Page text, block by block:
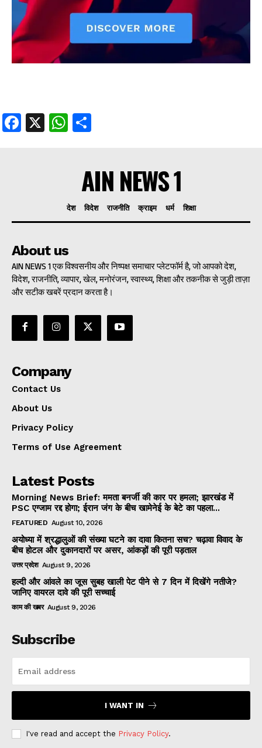
Facebook
X WhatsApp
AIN NEWS 1
देश विदेश राजनीति क्राइम धर्म शिक्षा
About us
AIN NEWS 1 एक विश्वसनीय और निष्पक्ष समाचार प्लेटफॉर्म है, जो आपको देश,
विदेश, राजनीति, व्यापार, खेल, मनोरंजन, स्वास्थ्य, शिक्षा और तकनीक से जुड़ी ताज़ा
और सटीक खबरें प्रदान करता है।
Company
Contact Us
About Us
Privacy Policy
Terms of Use Agreement
Latest Posts
Morning News Brief: ममता बनर्जी की कार पर हमला; झारखंड में
PSC एग्जाम रद्द होगा; ईरान जंग के बीच खामेनेई के बेटे का पहला...
FEATURED August 10, 2026
अयोध्या में श्रद्धालुओं की संख्या घटने का दावा कितना सच? चढ़ावा विवाद के
बीच होटल और दुकानदारों पर असर, आंकड़ों की पूरी पड़ताल
उत्तर प्रदेश August 9, 2026
हल्दी और आंवले का जूस सुबह खाली पेट पीने से 7 दिन में दिखेंगे नतीजे?
जानिए वायरल दावे की पूरी सच्चाई
काम की खबर August 9, 2026
Subscribe
I WANT IN
I've read and accept the Privacy Policy.